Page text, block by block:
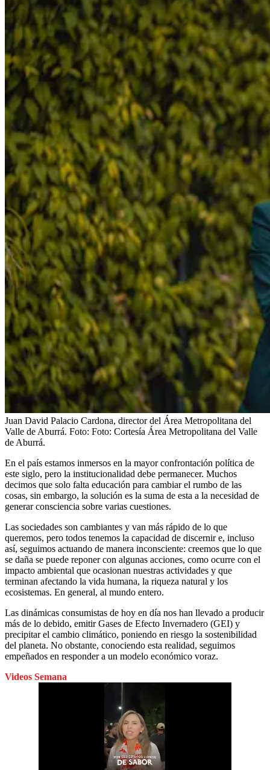
Juan David Palacio Cardona, director del Área Metropolitana del
Valle de Aburrá. Foto: Foto: Cortesía Área Metropolitana del Valle
de Aburrá.
En el país estamos inmersos en la mayor confrontación política de
este siglo, pero la institucionalidad debe permanecer. Muchos
decimos que solo falta educación para cambiar el rumbo de las
cosas, sin embargo, la solución es la suma de esta a la necesidad de
generar consciencia sobre varias cuestiones.
Las sociedades son cambiantes y van más rápido de lo que
queremos, pero todos tenemos la capacidad de discernir e, incluso
así, seguimos actuando de manera inconsciente: creemos que lo que
se daña se puede reponer con algunas acciones, como ocurre con el
impacto ambiental que ocasionan nuestras actividades y que
terminan afectando la vida humana, la riqueza natural y los
ecosistemas. En general, al mundo entero.
Las dinámicas consumistas de hoy en día nos han llevado a producir
más de lo debido, emitir Gases de Efecto Invernadero (GEI) y
precipitar el cambio climático, poniendo en riesgo la sostenibilidad
del planeta. No obstante, conociendo esta realidad, seguimos
empeñados en responder a un modelo económico voraz.
Videos Semana